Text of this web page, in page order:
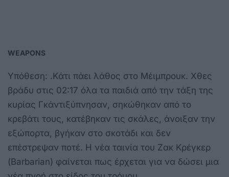
WEAPONS
Yπόθεση: .Kάτι πάει λάθος στο Μέιμπρουκ. Xθες
βράδυ στις 02:17 όλα τα παιδιά από την τάξη της
κυρίας Γκάντιξύπνησαν, σηκώθηκαν από το
κρεβάτι τους, κατέβηκαν τις σκάλες, άνοιξαν την
εξώπορτα, βγήκαν στο σκοτάδι και δεν
επέστρεψαν ποτέ. Η νέα ταινία του Ζακ Κρέγκερ
(Βarbarian) φαίνεται πως έρχεται για να δώσει μια